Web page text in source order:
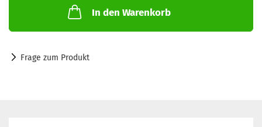
In den Warenkorb
Frage zum Produkt